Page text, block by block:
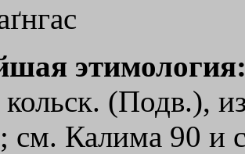
кольск. (Подв.),
см. Калима 90 и